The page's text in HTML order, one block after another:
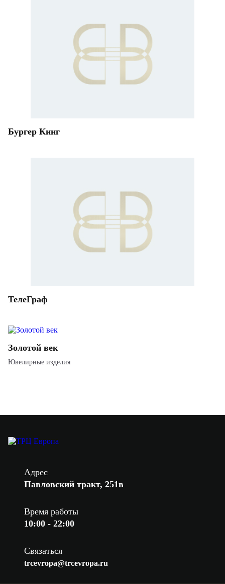
Бургер Кинг
ТелеГраф
Золотой век
Ювелирные изделия
Адрес
Павловский тракт, 251в
Время работы
10:00 - 22:00
Связаться
trcevropa@trcevropa.ru